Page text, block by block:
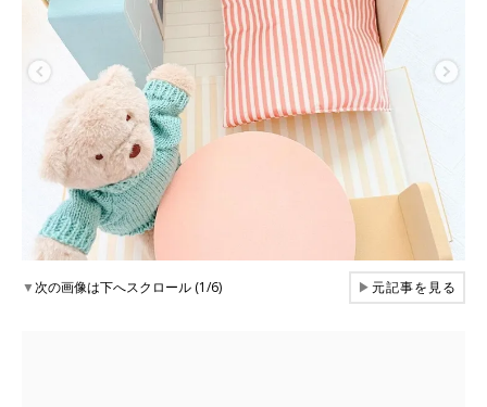
▼次の画像は下へスクロール (1/6) ▶元記事を見る